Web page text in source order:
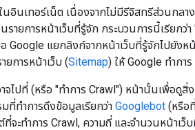
อินเทอร์เน็ต เนื่องจากไม่มีรีจิสทรีส่วนกล
นรายการหน้าเว็บที่รู้จัก กระบวนการนี้เรียก
Google แยกลิงก์จากหน้าเว็บที่รู้จักไปยั
การหน้าเว็บ (Sitemap) ให้ Google ทำกา
จไปที่ (หรือ "ทำการ Crawl") หน้านั้นเพื่อดู
ที่ทำการดึงข้อมูลเรียกว่า Googlebot (หรือ
จะทำการ Crawl, ความถี่ และจำนวนหน้าเว็